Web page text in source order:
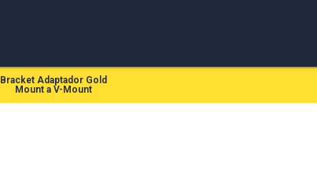
Bracket Adaptador Gold
Mount a V-Mount